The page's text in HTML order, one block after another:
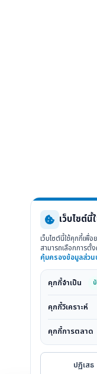
เว็บไซต์นี้
เว็บไซต์นี้ใช้คุกกี้เพื่
สามารถเลือกการตั้
คุ้มครองข้อมูลส่ว
คุกกี้จำเป็น
คุกกี้วิเคราะห์
คุกกี้การตลาด
ปฏิเสธ